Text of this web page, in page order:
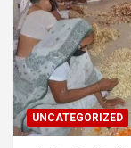
UNCATEGORIZED